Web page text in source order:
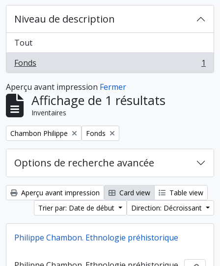
Niveau de description
Tout
Fonds
, 1 résultats 1
Aperçu avant impression Fermer
Affichage de 1 résultats
Inventaires
Remove filter:
Chambon Philippe Remove filter:
Fonds
Options de recherche avancée
Aperçu avant impression Card view
Table view
Trier par: Date de début
Direction: Décroissant
Philippe Chambon. Ethnologie préhistorique